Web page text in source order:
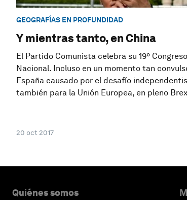
GEOGRAFÍAS EN PROFUNDIDAD
Y mientras tanto, en China
El Partido Comunista celebra su 19º Congreso
Nacional. Incluso en un momento tan
España causado por el desafío
también para la Unión Europea, en pleno
20 oct 2017
Quiénes somos